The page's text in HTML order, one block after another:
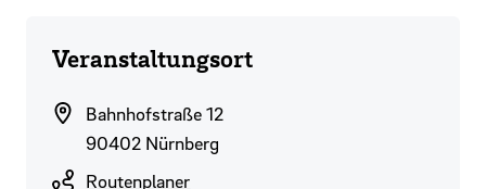
Veranstaltungsort
Bahnhofstraße 12
90402 Nürnberg
Routenplaner